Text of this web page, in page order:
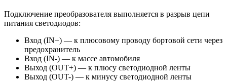
Подключение преобразователя выполняется в разрыв цепи
питания светодиодов:
Вход (IN+) — к плюсовому проводу бортовой сети через
предохранитель
Вход (IN-) — к массе автомобиля
Выход (OUT+) — к плюсу светодиодной ленты
Выход (OUT-) — к минусу светодиодной ленты